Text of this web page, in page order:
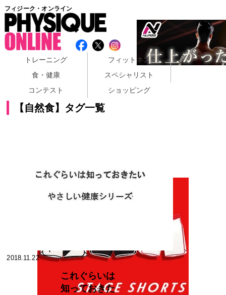
フィジーク・オンライン
トレーニング
フィットネス
食・健康
スペシャリスト
コンテスト
ショッピング
【自然食】タグ一覧
2018.11.22
これぐらいは
知っておきた